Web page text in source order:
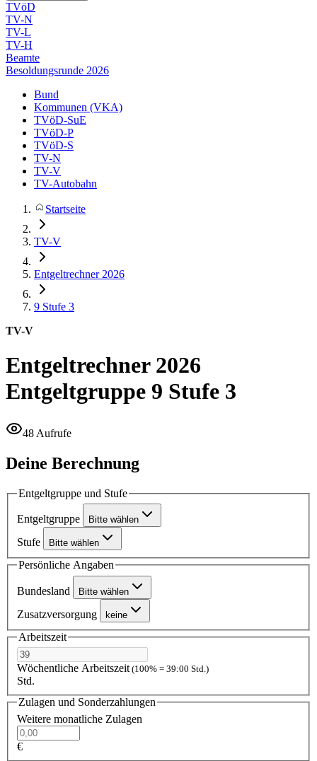
TVöD
TV-N
TV-L
TV-H
Beamte
Besoldungsrunde 2026
Bund
Kommunen (VKA)
TVöD-SuE
TVöD-P
TVöD-S
TV-N
TV-V
TV-Autobahn
Startseite
TV-V
Entgeltrechner 2026
9 Stufe 3
TV-V
Entgeltrechner 2026
Entgeltgruppe 9 Stufe 3
48 Aufrufe
Deine Berechnung
Entgeltgruppe und Stufe
Entgeltgruppe Bitte wählen
Stufe Bitte wählen
Persönliche Angaben
Bundesland Bitte wählen
Zusatzversorgung keine
Arbeitszeit
Wöchentliche Arbeitszeit(100% = 39:00 Std.)
Std.
Zulagen und Sonderzahlungen
Weitere monatliche Zulagen
€